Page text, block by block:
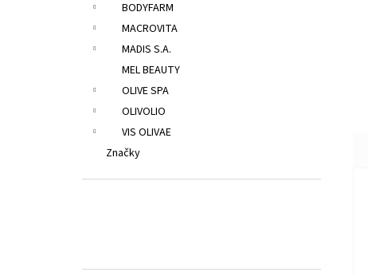
BODYFARM
MACROVITA
MADIS S.A.
MEL BEAUTY
OLIVE SPA
OLIVOLIO
VIS OLIVAE
Značky